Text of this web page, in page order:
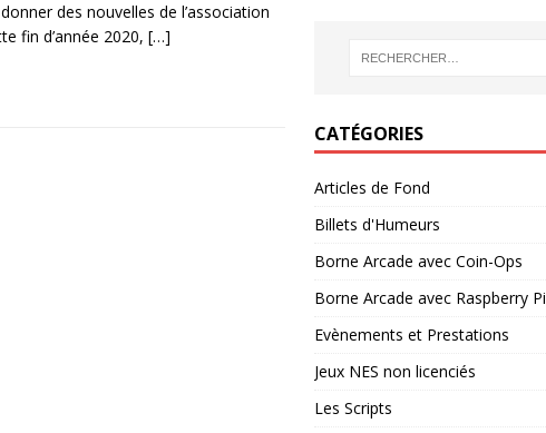
des nouvelles de l’association
fin d’année 2020, […]
CATÉGORIES
Articles de Fond
Billets d'Humeurs
Borne Arcade avec Coin-Ops
Borne Arcade avec Raspberry Pi
Evènements et Prestations
Jeux NES non licenciés
Les Scripts